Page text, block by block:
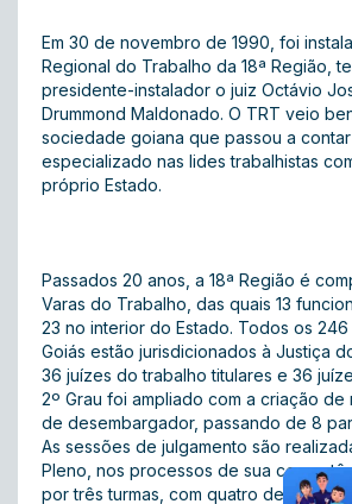
Em 30 de novembro de 1990, foi
Regional do Trabalho da 18ª Região,
presidente-instalador o juiz Octávio
Drummond Maldonado. O TRT veio
sociedade goiana que passou a
especializado nas lides trabalhistas
próprio Estado.
Passados 20 anos, a 18ª Região é
Varas do Trabalho, das quais 13
23 no interior do Estado. Todos os
Goiás estão jurisdicionados à Justiça
36 juízes do trabalho titulares e 36
2º Grau foi ampliado com a criação de
de desembargador, passando de 8
As sessões de julgamento são
Pleno, nos processos de sua
por três turmas, com quatro